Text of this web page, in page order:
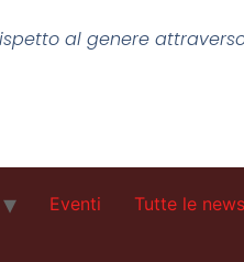
al genere
Eventi Tutte le news